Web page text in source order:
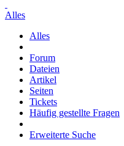
Alles
Alles
Forum
Dateien
Artikel
Seiten
Tickets
Häufig gestellte Fragen
Erweiterte Suche